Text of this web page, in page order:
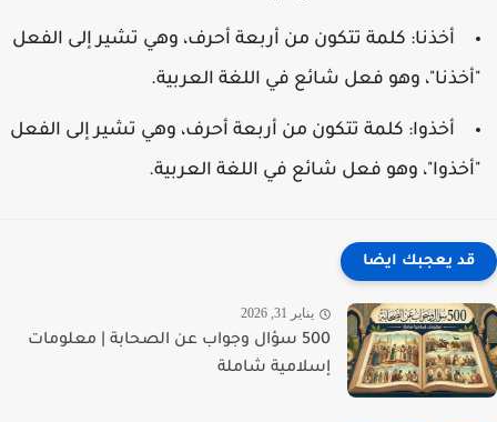
أخذنا: كلمة تتكون من أربعة أحرف، وهي تشير إلى الفعل
وهو فعل شائع في اللغة العربية.
أخذوا: كلمة تتكون من أربعة أحرف، وهي تشير إلى الفعل
وهو فعل شائع في اللغة العربية.
قد يعجبك ايضا
يناير 31, 2026
500 سؤال وجواب عن الصحابة | معلومات
إسلامية شاملة